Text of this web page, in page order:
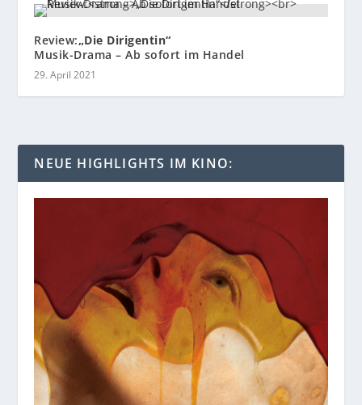
Review:„Die Dirigentin“
Musik-Drama – Ab sofort im Handel
29. April 2021
NEUE HIGHLIGHTS IM KINO: